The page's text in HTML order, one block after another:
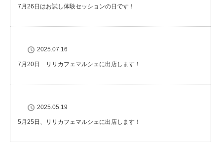
7月26日はお試し体験セッションの日です！
2025.07.16
7月20日 リリカフェマルシェに出店します！
2025.05.19
5月25日、リリカフェマルシェに出店します！